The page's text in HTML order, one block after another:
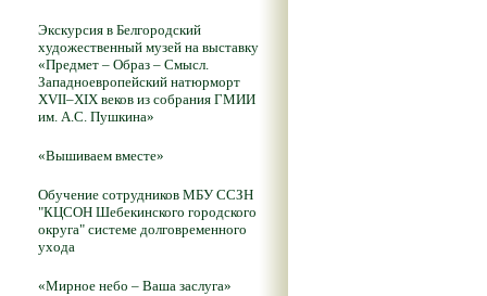
Экскурсия в Белгородский
художественный музей на выставку
«Предмет – Образ – Смысл.
Западноевропейский натюрморт
XVII–XIX веков из собрания ГМИИ
им. А.С. Пушкина»
«Вышиваем вместе»
Обучение сотрудников МБУ ССЗН
"КЦСОН Шебекинского городского
округа" системе долговременного
ухода
«Мирное небо – Ваша заслуга»